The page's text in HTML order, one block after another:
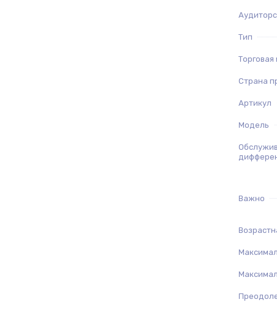
Тип
Торговая
Страна
Артикул
Модель
Важно